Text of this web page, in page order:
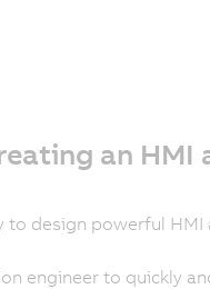
an
to design powerful
engineer to quickly